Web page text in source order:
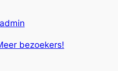
admin
bezoekers!